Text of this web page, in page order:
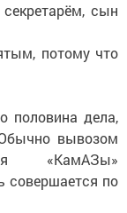
сын
потому что
половина дела,
вывозом
«КамАЗы»
совершается по